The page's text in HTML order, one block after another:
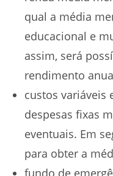
qual a média
educacional e
assim, será
rendimento
custos variáveis
despesas fixas
eventuais. Em
para obter a